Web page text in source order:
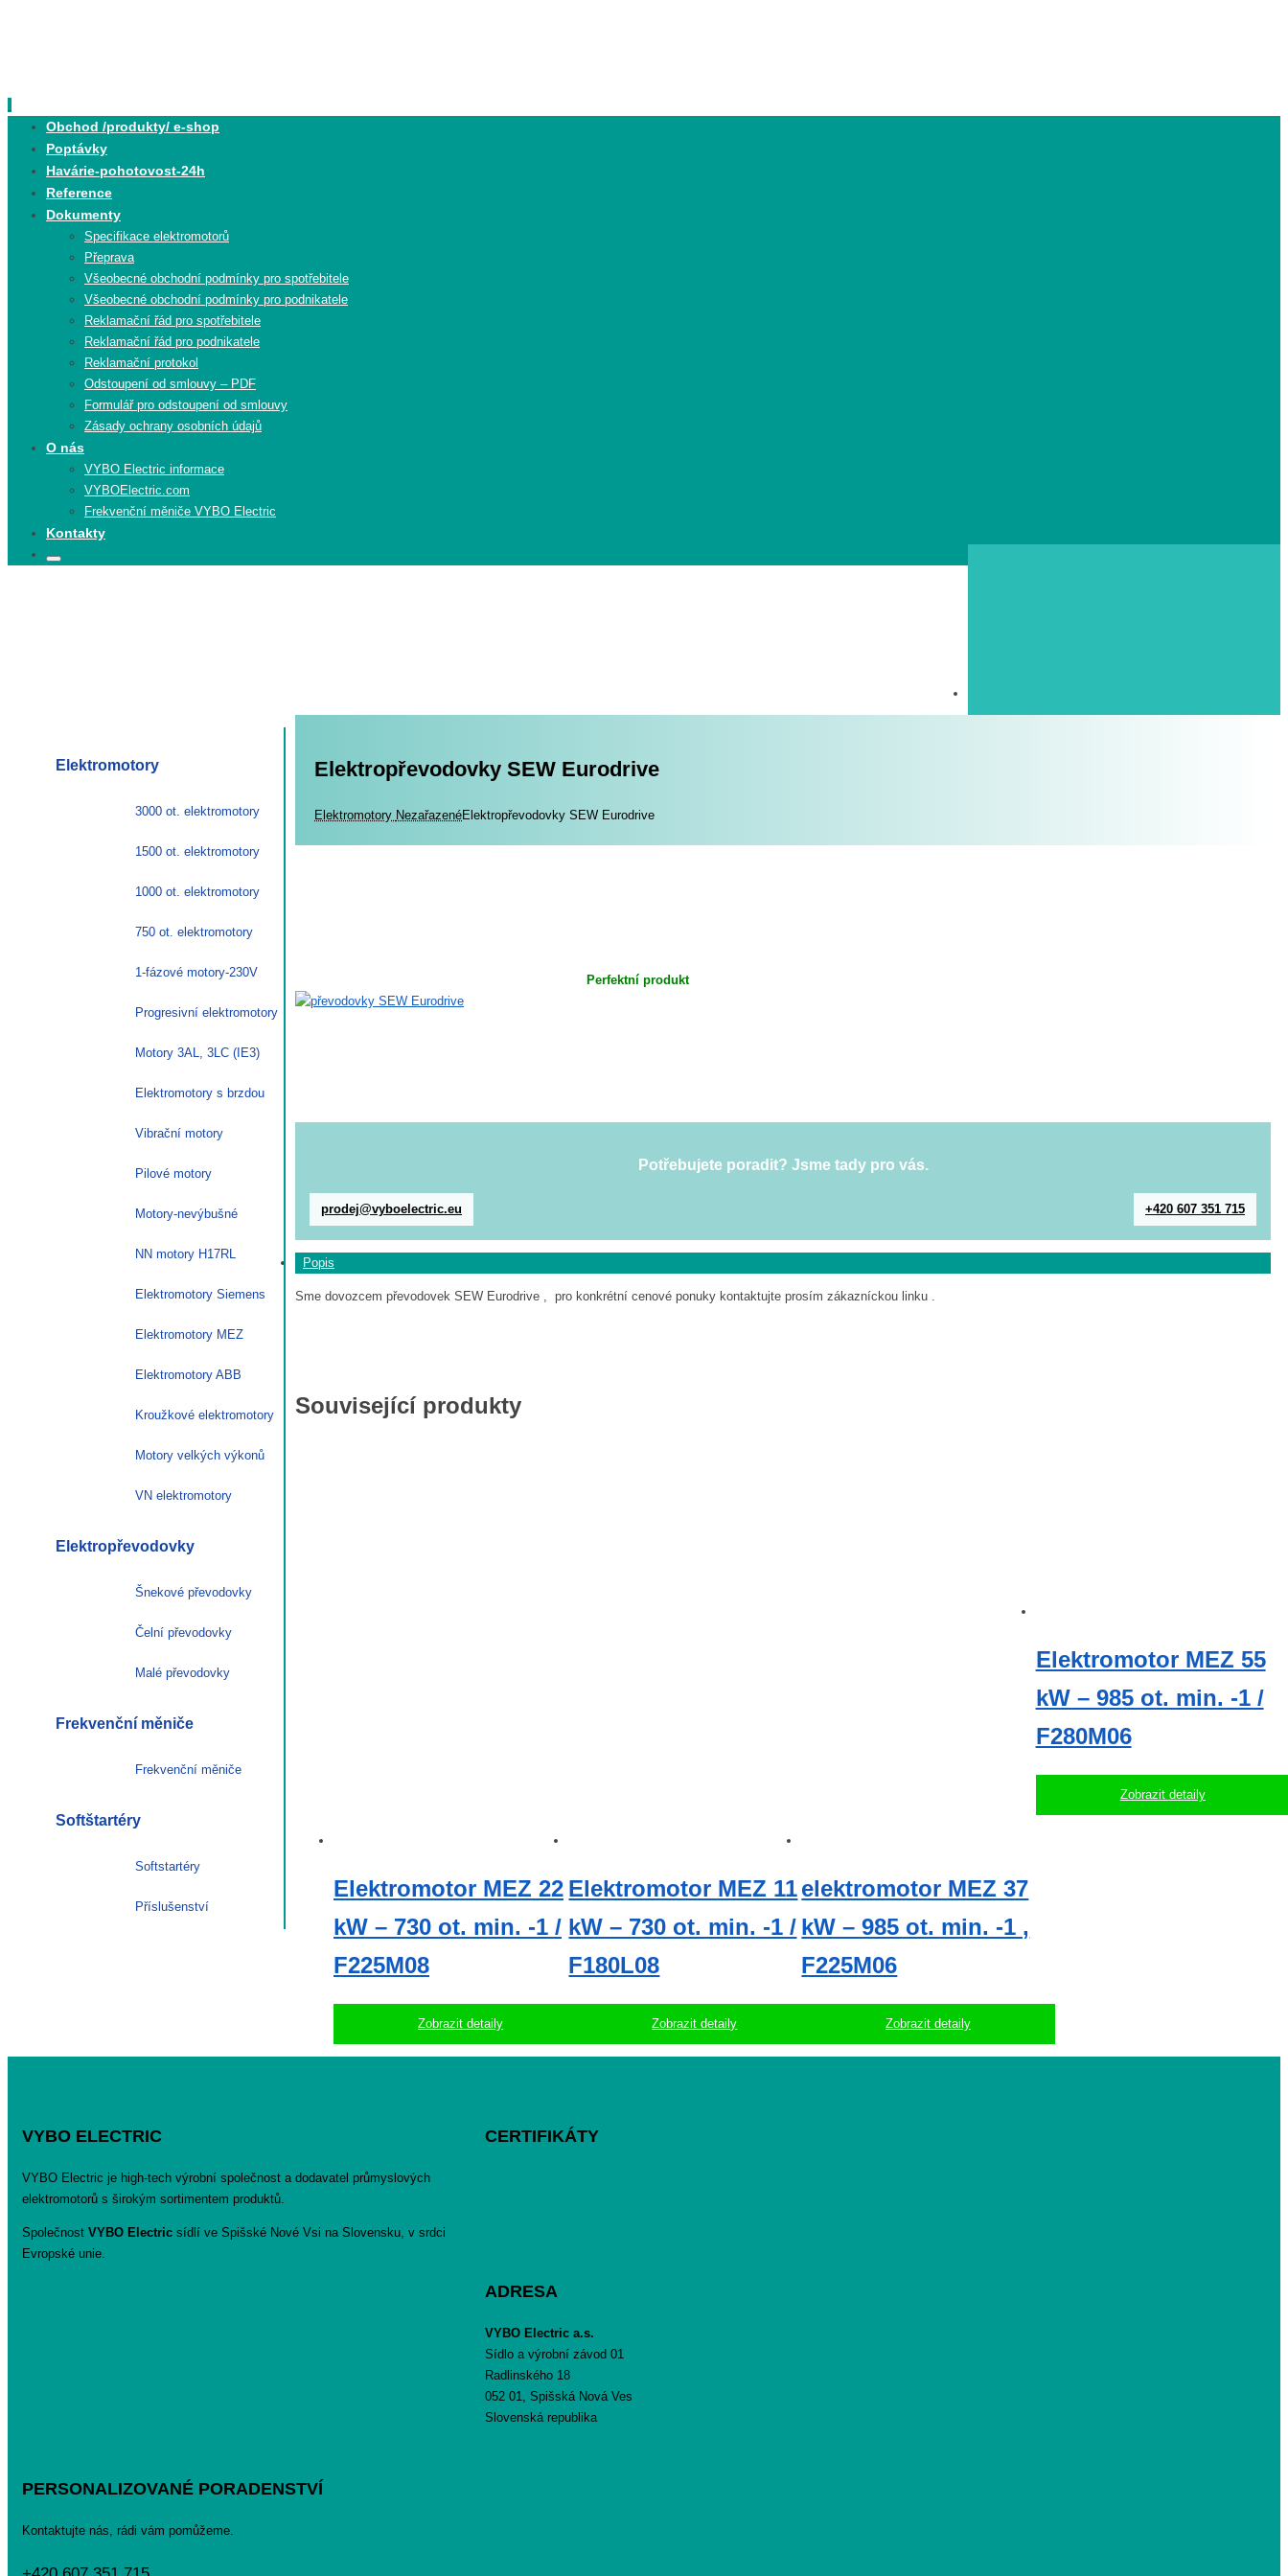
content
Obchod /produkty/ e-shop
Poptávky
Havárie-pohotovost-24h
Reference
Dokumenty
Specifikace elektromotorů
Přeprava
Všeobecné obchodní podmínky pro spotřebitele
Všeobecné obchodní podmínky pro podnikatele
Reklamační řád pro spotřebitele
Reklamační řád pro podnikatele
Reklamační protokol
Odstoupení od smlouvy – PDF
Formulář pro odstoupení od smlouvy
Zásady ochrany osobních údajů
O nás
VYBO Electric informace
VYBOElectric.com
Frekvenční měniče VYBO Electric
Kontakty
Search
Search
Elektropřevodovky SEW Eurodrive
Elektromotory Elektromotory
NezařazenéElektropřevodovky SEW Eurodrive
Perfektní produkt
Potřebujete poradit? Jsme tady pro vás.
prodej@vyboelectric.eu +420 607 351 715
Popis
Sme dovozcem převodovek SEW Eurodrive , pro konkrétní cenové ponuky kontaktujte prosím zákazníckou linku .
Související produkty
Elektromotor MEZ 22
kW – 730 ot. min. -1 /
F225M08
Zobrazit detaily
Elektromotor MEZ 11
kW – 730 ot. min. -1 /
F180L08
Zobrazit detaily
elektromotor MEZ 37
kW – 985 ot. min. -1 ,
F225M06
Zobrazit detaily
Elektromotor MEZ 55
kW – 985 ot. min. -1 /
F280M06
Zobrazit detaily
Elektromotory
3000 ot. elektromotory
1500 ot. elektromotory
1000 ot. elektromotory
750 ot. elektromotory
1-fázové motory-230V
Progresivní elektromotory
Motory 3AL, 3LC (IE3)
Elektromotory s brzdou
Vibrační motory
Pilové motory
Motory-nevýbušné
NN motory H17RL
Elektromotory Siemens
Elektromotory MEZ
Elektromotory ABB
Kroužkové elektromotory
Motory velkých výkonů
VN elektromotory
Elektropřevodovky
Šnekové převodovky
Čelní převodovky
Malé převodovky
Frekvenční měniče
Frekvenční měniče
Softštartéry
Softstartéry
Příslušenství
VYBO ELECTRIC
VYBO Electric je high-tech výrobní společnost a dodavatel průmyslových
elektromotorů s širokým sortimentem produktů.
Společnost VYBO Electric sídlí ve Spišské Nové Vsi na Slovensku, v srdci
Evropské unie.
CERTIFIKÁTY
ADRESA
VYBO Electric a.s.
Sídlo a výrobní závod 01
Radlinského 18
052 01, Spišská Nová Ves
Slovenská republika
PERSONALIZOVANÉ PORADENSTVÍ
Kontaktujte nás, rádi vám pomůžeme.